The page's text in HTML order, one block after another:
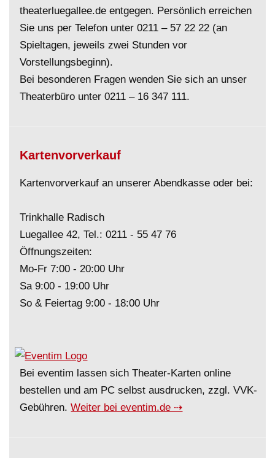
theaterluegallee.de entgegen. Persönlich erreichen
Sie uns per Telefon unter0211 – 57 22 22 (an
Spieltagen, jeweils zwei Stunden vor
Vorstellungsbeginn).
Bei besonderen Fragen wenden Sie sich an unser
Theaterbüro unter0211 – 16 347 111.
Kartenvorverkauf
Kartenvorverkauf an unserer Abendkasse oder bei:
Trinkhalle Radisch
Luegallee 42, Tel.:0211 - 55 47 76
Öffnungszeiten:
Mo-Fr 7:00 - 20:00 Uhr
Sa 9:00 - 19:00 Uhr
So & Feiertag 9:00 - 18:00 Uhr
Bei eventim lassen sich Theater-Karten online
bestellen und am PC selbst ausdrucken, zzgl. VVK-
Gebühren.Weiter bei eventim.de ⇢